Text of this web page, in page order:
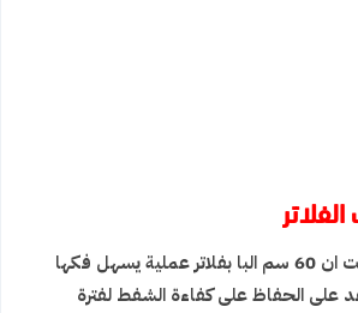
تم تصميم شفاط بلت ان 60 سم البا بفلاتر عملية يسهل فكها
على الحفاظ على كفاءة الشفط لفترة